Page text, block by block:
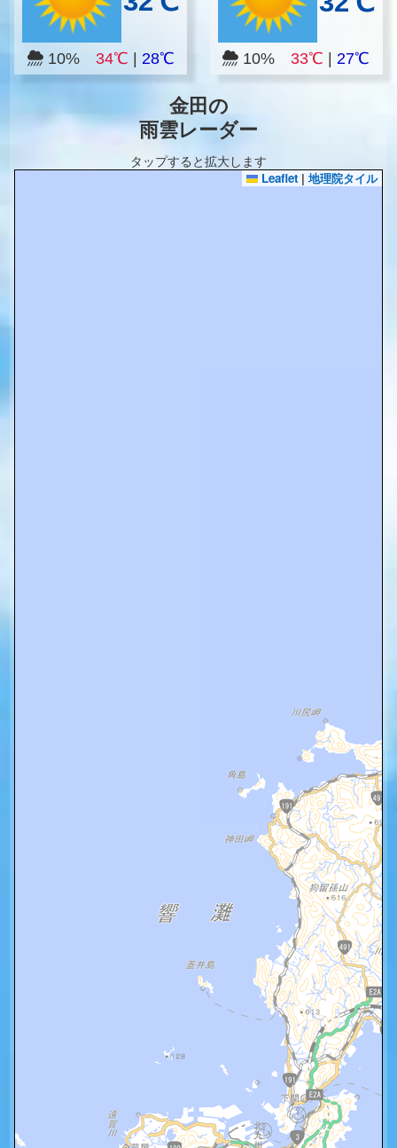
10% 34℃ 28℃ 10% 33℃ |27℃
金田の
雨雲レーダー
タップすると拡大します
Leaflet | 地理院タイル